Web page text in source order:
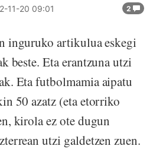
2
11-20 09:01
inguruko artikulua eskegi
beste. Eta erantzuna utzi
Eta futbolmamia aipatu
50 azatz (eta etorriko
kirola ez ote dugun
utzi galdetzen zuen.